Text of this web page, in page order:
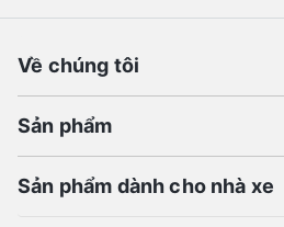
Về chúng tôi
Sản phẩm
Sản phẩm dành cho nhà xe